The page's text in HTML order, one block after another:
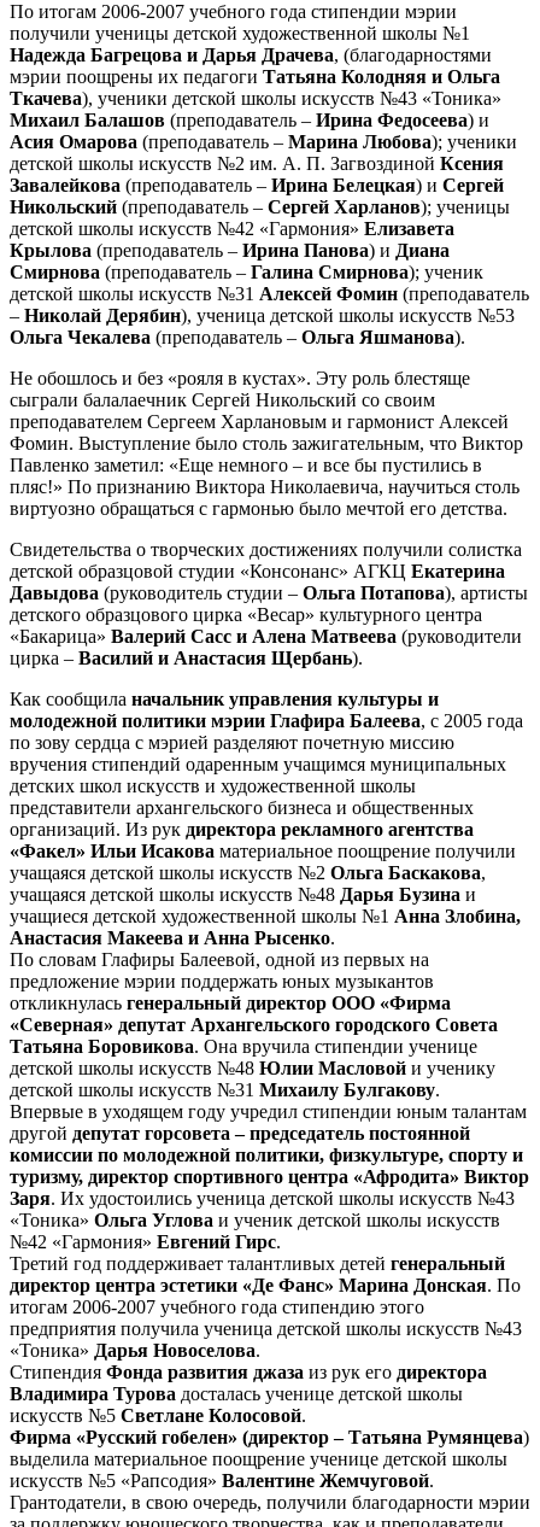
По итогам 2006-2007 учебного года стипендии мэрии
получили ученицы детской художественной школы №1
Надежда Багрецова и Дарья Драчева, (благодарностями
мэрии поощрены их педагоги Татьяна Колодняя и Ольга
Ткачева), ученики детской школы искусств №43 «Тоника»
Михаил Балашов (преподаватель – Ирина Федосеева) и
Асия Омарова (преподаватель – Марина Любова); ученики
детской школы искусств №2 им. А. П. Загвоздиной Ксения
Завалейкова (преподаватель – Ирина Белецкая) и Сергей
Никольский (преподаватель – Сергей Харланов); ученицы
детской школы искусств №42 «Гармония» Елизавета
Крылова (преподаватель – Ирина Панова) и Диана
Смирнова (преподаватель – Галина Смирнова); ученик
детской школы искусств №31 Алексей Фомин (преподаватель
– Николай Дерябин), ученица детской школы искусств №53
Ольга Чекалева (преподаватель – Ольга Яшманова).
Не обошлось и без «рояля в кустах». Эту роль блестяще
сыграли балалаечник Сергей Никольский со своим
преподавателем Сергеем Харлановым и гармонист Алексей
Фомин. Выступление было столь зажигательным, что Виктор
Павленко заметил: «Еще немного – и все бы пустились в
пляс!» По признанию Виктора Николаевича, научиться столь
виртуозно обращаться с гармонью было мечтой его детства.
Свидетельства о творческих достижениях получили солистка
детской образцовой студии «Консонанс» АГКЦ Екатерина
Давыдова (руководитель студии – Ольга Потапова), артисты
детского образцового цирка «Весар» культурного центра
«Бакарица» Валерий Сасс и Алена Матвеева (руководители
цирка – Василий и Анастасия Щербань).
Как сообщила начальник управления культуры и
молодежной политики мэрии Глафира Балеева, с 2005 года
по зову сердца с мэрией разделяют почетную миссию
вручения стипендий одаренным учащимся муниципальных
детских школ искусств и художественной школы
представители архангельского бизнеса и общественных
организаций. Из рук директора рекламного агентства
«Факел» Ильи Исакова материальное поощрение получили
учащаяся детской школы искусств №2 Ольга Баскакова,
учащаяся детской школы искусств №48 Дарья Бузина и
учащиеся детской художественной школы №1 Анна Злобина,
Анастасия Макеева и Анна Рысенко.
По словам Глафиры Балеевой, одной из первых на
предложение мэрии поддержать юных музыкантов
откликнулась генеральный директор ООО «Фирма
«Северная» депутат Архангельского городского Совета
Татьяна Боровикова. Она вручила стипендии ученице
детской школы искусств №48 Юлии Масловой и ученику
детской школы искусств №31 Михаилу Булгакову.
Впервые в уходящем году учредил стипендии юным талантам
другой депутат горсовета – председатель постоянной
комиссии по молодежной политики, физкультуре, спорту и
туризму, директор спортивного центра «Афродита» Виктор
Заря. Их удостоились ученица детской школы искусств №43
«Тоника» Ольга Углова и ученик детской школы искусств
№42 «Гармония» Евгений Гирс.
Третий год поддерживает талантливых детей генеральный
директор центра эстетики «Де Фанс» Марина Донская. По
итогам 2006-2007 учебного года стипендию этого
предприятия получила ученица детской школы искусств №43
«Тоника» Дарья Новоселова.
Стипендия Фонда развития джаза из рук его директора
Владимира Турова досталась ученице детской школы
искусств №5 Светлане Колосовой.
Фирма «Русский гобелен» (директор – Татьяна Румянцева)
выделила материальное поощрение ученице детской школы
искусств №5 «Рапсодия» Валентине Жемчуговой.
Грантодатели, в свою очередь, получили благодарности мэрии